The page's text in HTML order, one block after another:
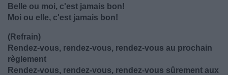
Belle ou moi, c'est jamais bon!
Moi ou elle, c'est jamais bon!
(Refrain)
Rendez-vous, rendez-vous, rendez-vous au prochain
règlement
Rendez-vous, rendez-vous, rendez-vous sûrement aux